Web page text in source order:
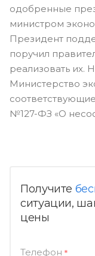
одобренные
министром
Президент
поручил
реализовать их.
Министерство
№127-ФЗ «О
Получите
ситуации,
цены
Телефон *